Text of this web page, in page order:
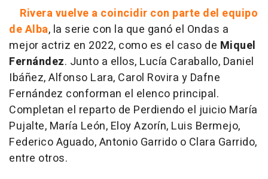
Rivera vuelve a coincidir con parte del equipo
de Alba, la serie con la que ganó el Ondas a
mejor actriz en 2022, como es el caso de Miquel
Fernández. Junto a ellos, Lucía Caraballo, Daniel
Ibáñez, Alfonso Lara, Carol Rovira y Dafne
Fernández conforman el elenco principal.
Completan el reparto de Perdiendo el juicio María
Pujalte, María León, Eloy Azorín, Luis Bermejo,
Federico Aguado, Antonio Garrido o Clara Garrido,
entre otros.